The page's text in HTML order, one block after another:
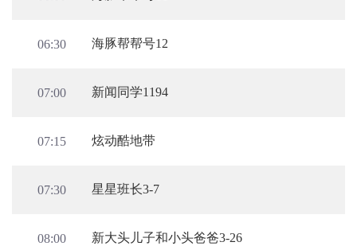
06:30 海豚帮帮号12
07:00 新闻同学1194
07:15 炫动酷地带
07:30 星星班长3-7
08:00 新大头儿子和小头爸爸3-26